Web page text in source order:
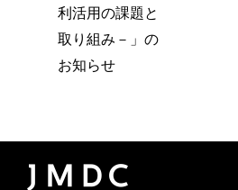
利活用の課題と
取り組み－」の
お知らせ